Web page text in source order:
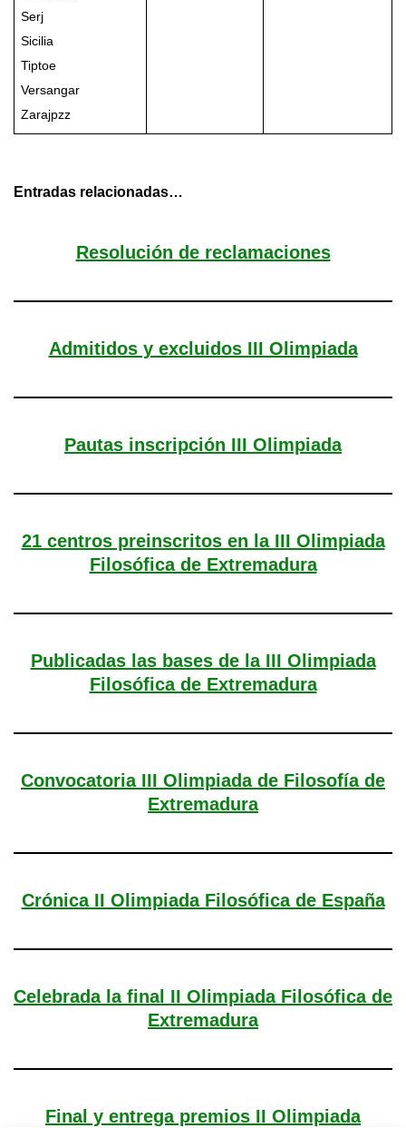
Serj
Sicilia
Tiptoe
Versangar
Zarajpzz
Entradas relacionadas…
Resolución de reclamaciones
Admitidos y excluidos III Olimpiada
Pautas inscripción III Olimpiada
21 centros preinscritos en la III Olimpiada
Filosófica de Extremadura
Publicadas las bases de la III Olimpiada
Filosófica de Extremadura
Convocatoria III Olimpiada de Filosofía de
Extremadura
Crónica II Olimpiada Filosófica de España
Celebrada la final II Olimpiada Filosófica de
Extremadura
Final y entrega premios II Olimpiada